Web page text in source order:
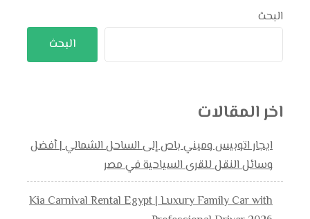
البحث
البحث
اخر المقالات
ايجار اتوبيس وميني باص إلى الساحل الشمالي | أفضل
وسائل النقل للقرى السياحية في مصر
Kia Carnival Rental Egypt | Luxury Family Car with